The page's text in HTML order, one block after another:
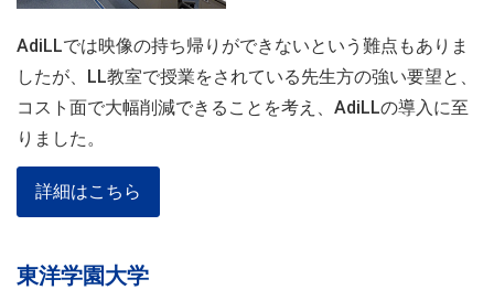
AdiLLでは映像の持ち帰りができないという難点もありま
したが、LL教室で授業をされている先生方の強い要望と、
コスト面で大幅削減できることを考え、AdiLLの導入に至
りました。
詳細はこちら
東洋学園大学